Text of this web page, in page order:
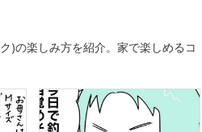
)の楽しみ方を紹介。家で楽しめるコ